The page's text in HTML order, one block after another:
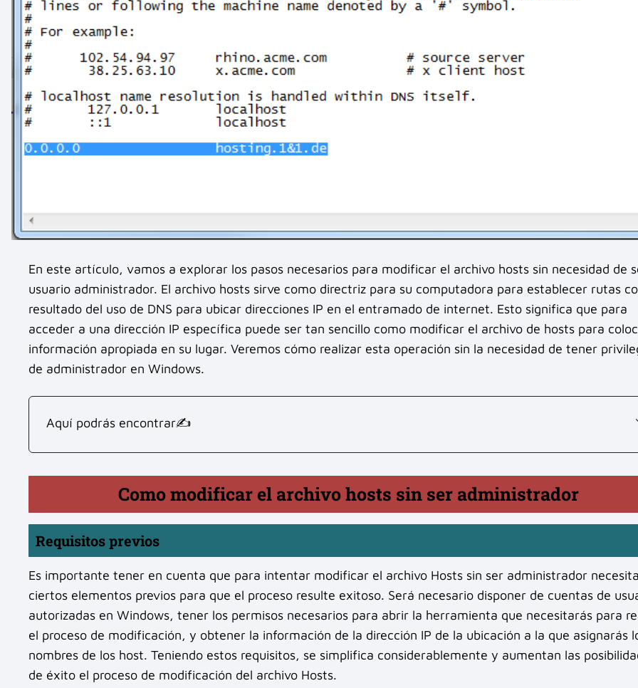
En este artículo, vamos a explorar los pasos necesarios para modificar el archivo hosts sin necesidad de
usuario administrador. El archivo hosts sirve como directriz para su computadora para establecer rutas
resultado del uso de DNS para ubicar direcciones IP en el entramado de internet. Esto significa que para
acceder a una dirección IP específica puede ser tan sencillo como modificar el archivo de hosts para
información apropiada en su lugar. Veremos cómo realizar esta operación sin la necesidad de tener
de administrador en Windows.
Aquí podrás encontrar✍
Como modificar el archivo hosts sin ser administrador
Requisitos previos
Es importante tener en cuenta que para intentar modificar el archivo Hosts sin ser administrador
ciertos elementos previos para que el proceso resulte exitoso. Será necesario disponer de cuentas de
autorizadas en Windows, tener los permisos necesarios para abrir la herramienta que necesitarás para
el proceso de modificación, y obtener la información de la dirección IP de la ubicación a la que asignarás
nombres de los host. Teniendo estos requisitos, se simplifica considerablemente y aumentan las
de éxito el proceso de modificación del archivo Hosts.